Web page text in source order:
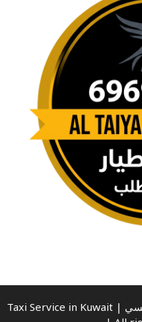
© 2026 Al Taiyar Call Taxi- كيو تاكسي | Taxi Service in Kuwait